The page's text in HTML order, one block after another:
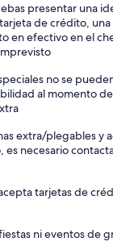
presentar una
de crédito,
en efectivo en el
no se
al momento
extra/plegables y
es necesario
tarjetas de
ni eventos de